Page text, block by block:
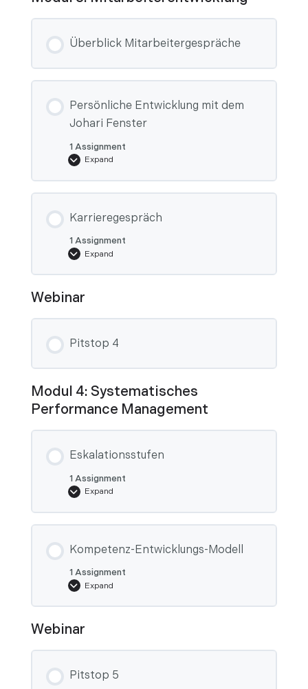
Überblick Mitarbeitergespräche
Persönliche Entwicklung mit dem
Johari Fenster
1 Assignment
Expand
Persönliche
mit
dem
Fenster
Karrieregespräch
1 Assignment
Expand
Karrieregespräch
Webinar
Pitstop 4
Modul 4: Systematisches
Performance Management
Eskalationsstufen
1 Assignment
Expand
Eskalationsstufen
Kompetenz-Entwicklungs-Modell
1 Assignment
Expand
Kompetenz-
Webinar
Pitstop 5